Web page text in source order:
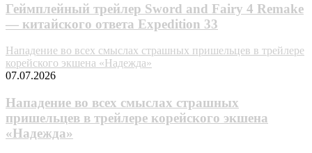
Геймплейный трейлер Sword and Fairy 4 Remake
— китайского ответа Expedition 33
Нападение во всех смыслах страшных пришельцев в трейлере
корейского экшена «Надежда»
07.07.2026
Нападение во всех смыслах страшных
пришельцев в трейлере корейского экшена
«Надежда»